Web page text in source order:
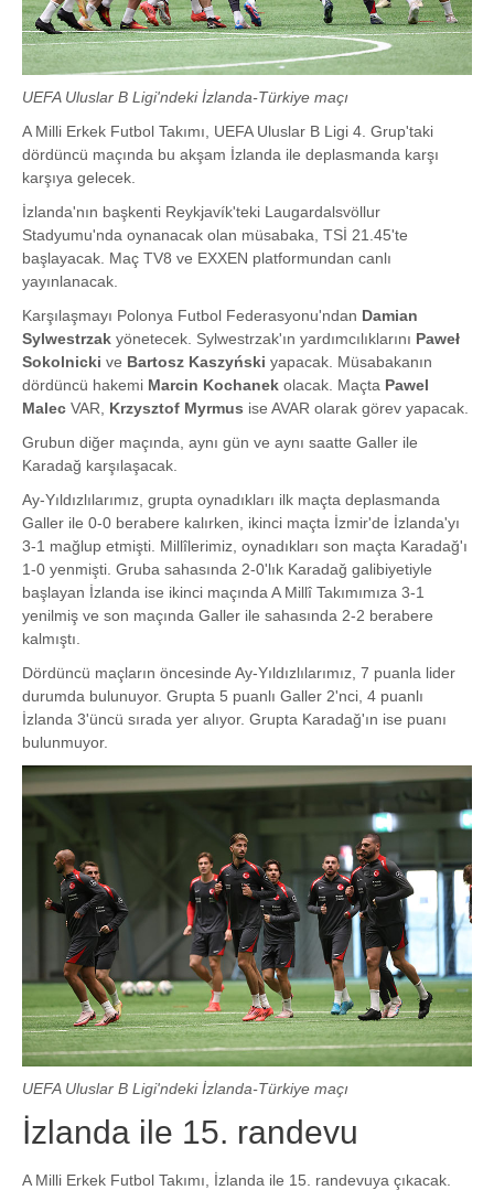
UEFA Uluslar B Ligi'ndeki İzlanda-Türkiye maçı
A Milli Erkek Futbol Takımı, UEFA Uluslar B Ligi 4. Grup'taki
dördüncü maçında bu akşam İzlanda ile deplasmanda karşı
karşıya gelecek.
İzlanda'nın başkenti Reykjavík'teki Laugardalsvöllur
Stadyumu'nda oynanacak olan müsabaka, TSİ 21.45'te
başlayacak. Maç TV8 ve EXXEN platformundan canlı
yayınlanacak.
Karşılaşmayı Polonya Futbol Federasyonu'ndan Damian
Sylwestrzak yönetecek. Sylwestrzak'ın yardımcılıklarını Paweł
Sokolnicki ve Bartosz Kaszyński yapacak. Müsabakanın
dördüncü hakemi Marcin Kochanek olacak. Maçta Pawel
Malec VAR, Krzysztof Myrmus ise AVAR olarak görev yapacak.
Grubun diğer maçında, aynı gün ve aynı saatte Galler ile
Karadağ karşılaşacak.
Ay-Yıldızlılarımız, grupta oynadıkları ilk maçta deplasmanda
Galler ile 0-0 berabere kalırken, ikinci maçta İzmir'de İzlanda'yı
3-1 mağlup etmişti. Millîlerimiz, oynadıkları son maçta Karadağ'ı
1-0 yenmişti. Gruba sahasında 2-0'lık Karadağ galibiyetiyle
başlayan İzlanda ise ikinci maçında A Millî Takımımıza 3-1
yenilmiş ve son maçında Galler ile sahasında 2-2 berabere
kalmıştı.
Dördüncü maçların öncesinde Ay-Yıldızlılarımız, 7 puanla lider
durumda bulunuyor. Grupta 5 puanlı Galler 2'nci, 4 puanlı
İzlanda 3'üncü sırada yer alıyor. Grupta Karadağ'ın ise puanı
bulunmuyor.
UEFA Uluslar B Ligi'ndeki İzlanda-Türkiye maçı
İzlanda ile 15. randevu
A Milli Erkek Futbol Takımı, İzlanda ile 15. randevuya çıkacak.